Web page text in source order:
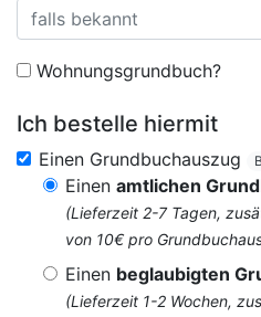
Wohnungsgrundbuch?
Ich bestelle hiermit
Einen Grundbuchauszug
Einen amtlichen
(Lieferzeit 2-7 Tagen,
von 10€ pro
Einen beglaubigten
(Lieferzeit 1-2 Wochen,